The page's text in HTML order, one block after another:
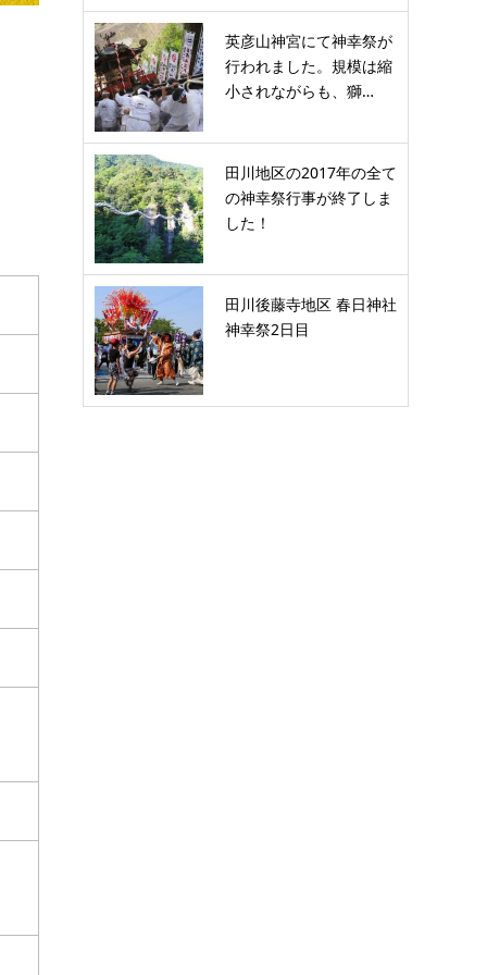
英彦山神宮にて神幸祭が
行われました。規模は縮
小されながらも、獅…
田川地区の2017年の全て
の神幸祭行事が終了しま
した！
田川後藤寺地区 春日神社
神幸祭2日目